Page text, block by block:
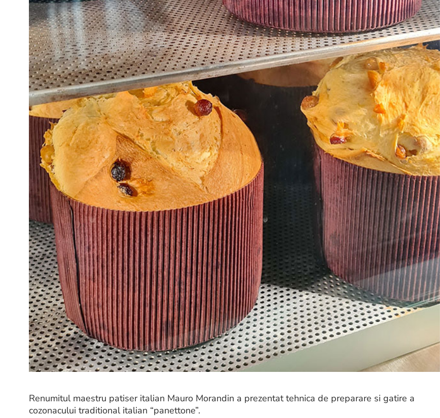
Renumitul maestru patiser italian Mauro Morandin a prezentat tehnica de preparare si gatire a
cozonacului traditional italian “panettone”.